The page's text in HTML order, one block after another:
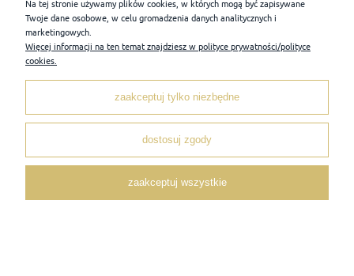
O NAS
Na tej stronie używamy plików cookies, w których mogą być zapisywane
Twoje dane osobowe, w celu gromadzenia danych analitycznych i
marketingowych.
Więcej informacji na ten temat znajdziesz w polityce prywatności/polityce
cookies.
zaakceptuj tylko niezbędne
dostosuj zgody
zaakceptuj wszystkie